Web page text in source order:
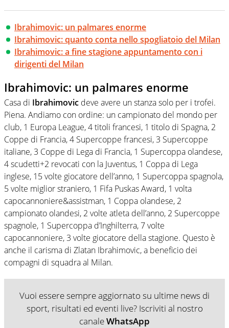
Ibrahimovic: un palmares enorme
Ibrahimovic: quanto conta nello spogliatoio del Milan
Ibrahimovic: a fine stagione appuntamento con i
dirigenti del Milan
Ibrahimovic: un palmares enorme
Casa di Ibrahimovic deve avere un stanza solo per i trofei.
Piena. Andiamo con ordine: un campionato del mondo per
club, 1 Europa League, 4 titoli francesi, 1 titolo di Spagna, 2
Coppe di Francia, 4 Supercoppe francesi, 3 Supercoppe
italiane, 3 Coppe di Lega di Francia, 1 Supercoppa olandese,
4 scudetti+2 revocati con la Juventus, 1 Coppa di Lega
inglese, 15 volte giocatore dell’anno, 1 Supercoppa spagnola,
5 volte miglior straniero, 1 Fifa Puskas Award, 1 volta
capocannoniere&assistman, 1 Coppa olandese, 2
campionato olandesi, 2 volte atleta dell’anno, 2 Supercoppe
spagnole, 1 Supercoppa d’Inghilterra, 7 volte
capocannoniere, 3 volte giocatore della stagione. Questo è
anche il carisma di Zlatan Ibrahimovic, a beneficio dei
compagni di squadra al Milan.
Vuoi essere sempre aggiornato su ultime news di
sport, risultati ed eventi live? Iscriviti al nostro
canaleWhatsApp